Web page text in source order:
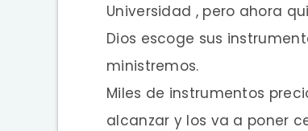
Universidad , pero ahora
Dios escoge sus
ministremos.
Miles de instrumentos
alcanzar y los va a poner